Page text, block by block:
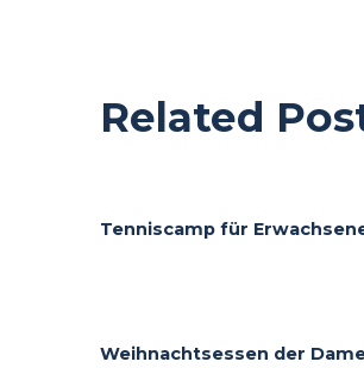
Related
Tenniscamp für
Weihnachtsessen der